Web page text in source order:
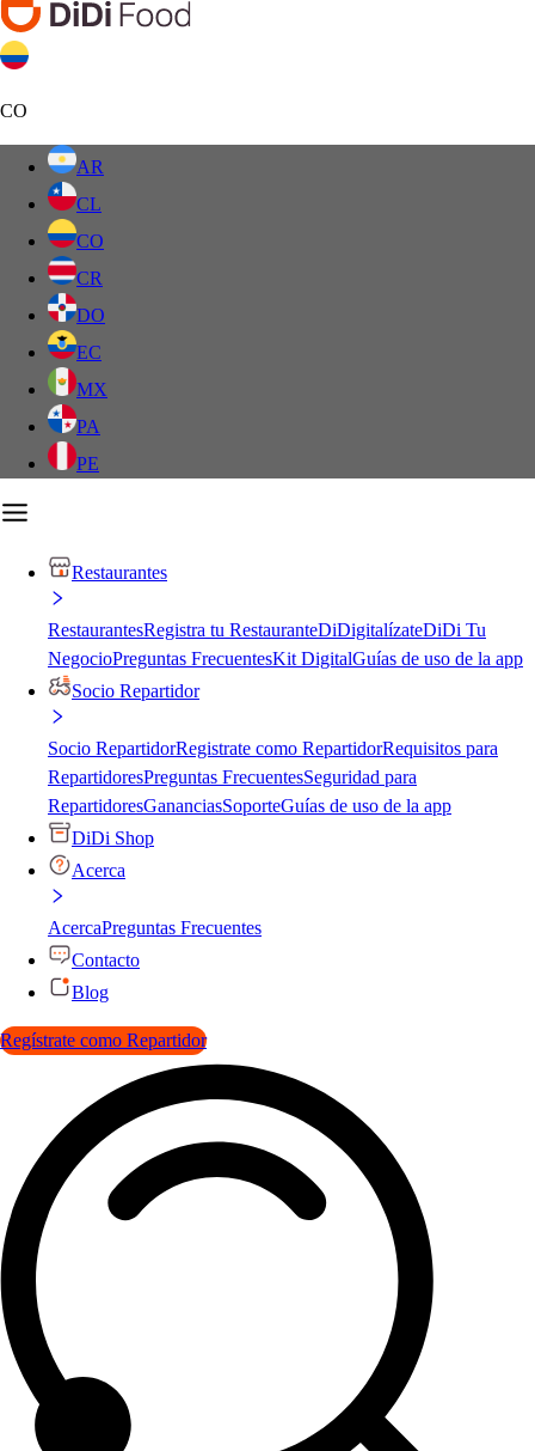
CO
AR
CL
CO
CR
DO
EC
MX
PA
PE
Restaurantes
RestaurantesRegistra tu RestauranteDiDigitalízateDiDi Tu
NegocioPreguntas FrecuentesKit DigitalGuías de uso de la app
Socio Repartidor
Socio RepartidorRegistrate como RepartidorRequisitos para
RepartidoresPreguntas FrecuentesSeguridad para
RepartidoresGananciasSoporteGuías de uso de la app
DiDi Shop
Acerca
AcercaPreguntas Frecuentes
Contacto
Blog
Regístrate como Repartidor